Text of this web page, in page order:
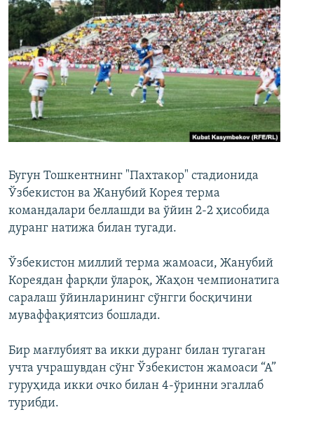
Озодлик бошқа тилларда
Бугун Тошкентнинг "Пахтакор" стадионида
Ўзбекистон ва Жанубий Корея терма
командалари беллашди ва ўйин 2-2 ҳисобида
дуранг натижа билан тугади.
Ўзбекистон миллий терма жамоаси, Жанубий
Кореядан фарқли ўлароқ, Жаҳон чемпионатига
саралаш ўйинларининг сўнгги босқичини
муваффақиятсиз бошлади.
Бир мағлубият ва икки дуранг билан тугаган
учта учрашувдан сўнг Ўзбекистон жамоаси “А”
гуруҳида икки очко билан 4-ўринни эгаллаб
турибди.